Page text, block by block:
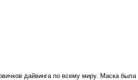
дайвинга по всему миру. Маска была